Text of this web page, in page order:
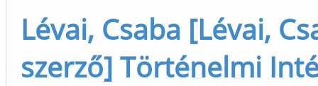
Lévai, Csaba [Lévai,
szerző] Történelmi